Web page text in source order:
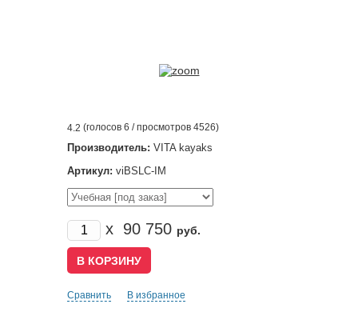
4.2 (голосов 6 / просмотров 4526)
Производитель: VITA kayaks
Артикул: viBSLC-IM
x 90 750 руб.
Сравнить В избранное